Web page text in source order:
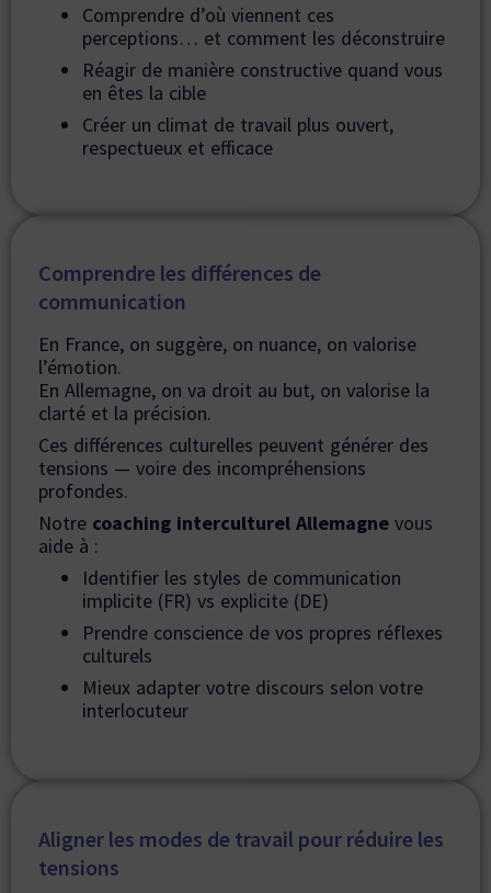
Comprendre d’où viennent ces
perceptions… et comment les déconstruire
Réagir de manière constructive quand vous
en êtes la cible
Créer un climat de travail plus ouvert,
respectueux et efficace
Comprendre les différences de
communication
En France, on suggère, on nuance, on valorise
l’émotion.
En Allemagne, on va droit au but, on valorise la
clarté et la précision.
Ces différences culturelles peuvent générer des
tensions — voire des incompréhensions
profondes.
Notre coaching interculturel Allemagne vous
aide à :
Identifier les styles de communication
implicite (FR) vs explicite (DE)
Prendre conscience de vos propres réflexes
culturels
Mieux adapter votre discours selon votre
interlocuteur
Aligner les modes de travail pour réduire les
tensions